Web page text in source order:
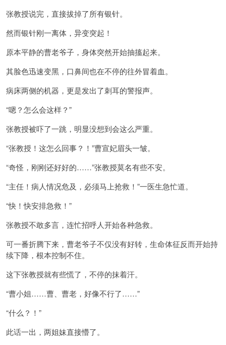
张教授说完，直接拔掉了所有银针。
然而银针刚一离体，异变突起！
原本平静的曹老爷子，身体突然开始抽搐起来。
其脸色迅速变黑，口鼻间也在不停的往外冒着血。
病床两侧的机器，更是发出了刺耳的警报声。
“嗯？怎么会这样？”
张教授被吓了一跳，明显没想到会这么严重。
“张教授！这怎么回事？！”曹宣妃眉头一皱。
“奇怪，刚刚还好好的……”张教授莫名有些不安。
“主任！病人情况危及，必须马上抢救！”一医生急忙道。
“快！快安排急救！”
张教授不敢多言，连忙招呼人开始各种急救。
可一番折腾下来，曹老爷子不仅没有好转，生命体征反而开始持
续下降，根本控制不住。
这下张教授就有些慌了，不停的抹着汗。
“曹小姐……曹、曹老，好像不行了……”
“什么？！”
此话一出，两姐妹直接懵了。